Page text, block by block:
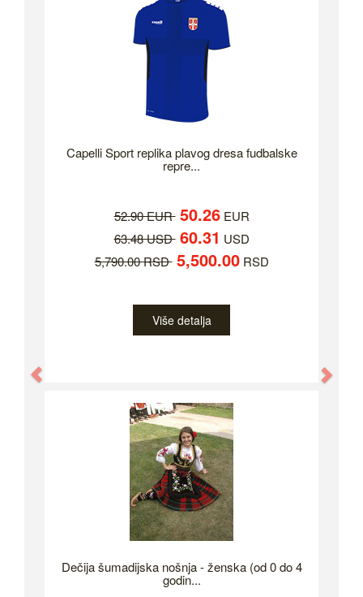
Capelli Sport replika plavog dresa fudbalske
repre...
52.90 EUR 50.26EUR
63.48 USD 60.31 USD
5,790.00 RSD 5,500.00RSD
Više detalja
Dečija šumadijska nošnja - ženska (od 0 do 4
godin...